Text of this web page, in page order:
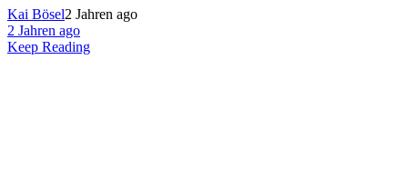
Kai Bösel2 Jahren ago
2 Jahren ago
Keep Reading